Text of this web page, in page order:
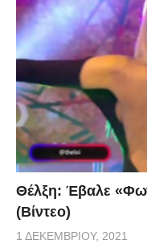
Θέλξη: Έβαλε
(Βίντεο)
1 ΔΕΚΕΜΒΡΊΟΥ, 2021